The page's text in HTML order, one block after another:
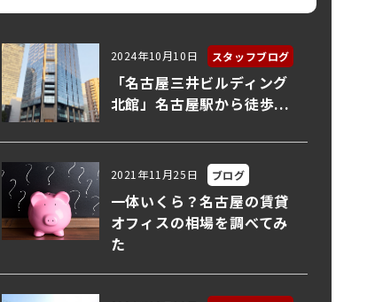
2024年10月10日 スタッフブログ
「名古屋三井ビルディング
北館」名古屋駅から徒歩...
2021年11月25日 ブログ
一体いくら？名古屋の賃貸
オフィスの相場を調べてみ
た